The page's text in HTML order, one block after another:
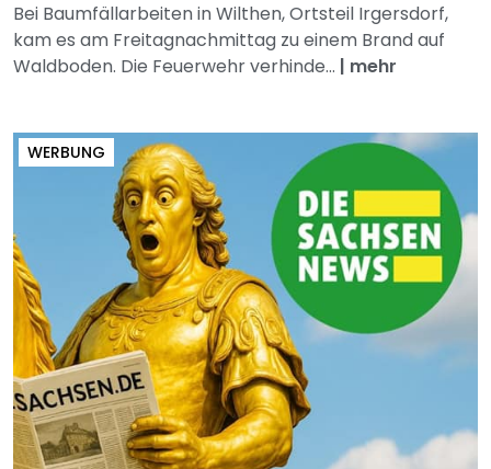
Bei Baumfällarbeiten in Wilthen, Ortsteil Irgersdorf,
kam es am Freitagnachmittag zu einem Brand auf
Waldboden. Die Feuerwehr verhinde... | mehr
WERBUNG